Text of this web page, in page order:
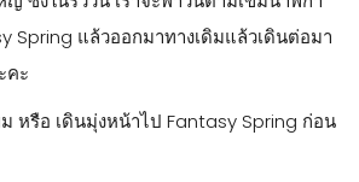
ด้เลยโดยไม่ต้องกดจองก่อนแล้วนะคะ ต่อ
Disneysea ราคาประหยัดที่สุด >> คลิ๊กที่นี่